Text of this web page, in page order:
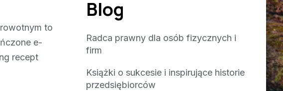
to
e-
recept
Blog
Radca prawny dla osób fizycznych i
firm
Książki o sukcesie i inspirujące historie
przedsiębiorców